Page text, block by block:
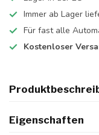
Immer ab Lager
Für fast alle
Kostenloser
Eigenschaften